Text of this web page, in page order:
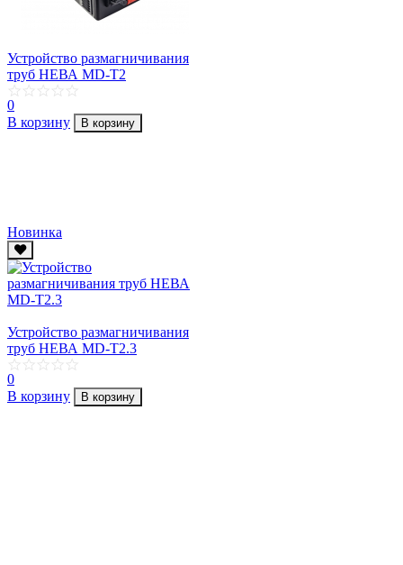
Устройство размагничивания
труб НЕВА MD-T2
0
В корзину
В корзину
Новинка
Устройство размагничивания
труб НЕВА MD-T2.3
0
В корзину
В корзину